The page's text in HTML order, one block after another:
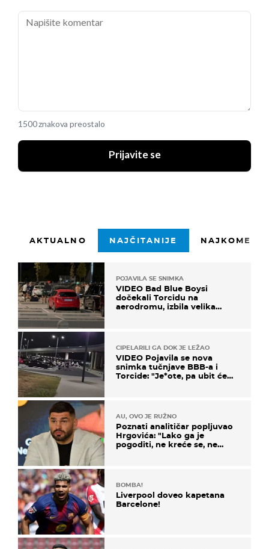
1500 znakova preostalo
Prijavite se
AKTUALNO NAJČITANIJE
POJAVILA SE SNIMKA
VIDEO Bad Blue Boysi
dočekali Torcidu na
aerodromu, izbila velika
CIPELARILI GA DOK JE LEŽAO
VIDEO Pojavila se nova
snimka tučnjave BBB-a i
Torcide: "Je*ote, pa ubit će
AU, OVO JE RUŽNO
Poznati analitičar popljuvao
Hrgovića: "Lako ga je
pogoditi, ne kreće se, ne
BOMBA!
Liverpool doveo kapetana
Barcelone!